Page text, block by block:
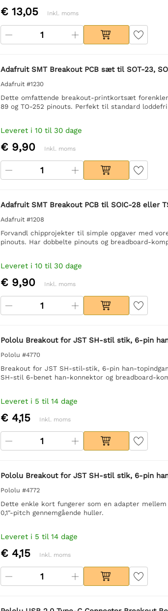
€ 13,05 Inkl. moms
Adafruit SMT Breakout PCB sæt til SOT-23,
Adafruit #1230
Dette omfattende breakout-printkortsæt forenkler
89 og TO-252 pinouts. Perfekt til standard
Leveret i 10 til 30 dage
€ 9,90 Inkl. moms
Adafruit SMT Breakout PCB til SOIC-28 eller
Adafruit #1208
Forvandl chipprojekter til simple opgaver med
pinouts. Har dobbelte pinouts og breadboard-
Leveret i 10 til 30 dage
€ 9,90 Inkl. moms
Pololu Breakout for JST SH-stil stik, 6-pin
Pololu #4770
Breakout for JST SH-stil-stik, 6-pin han-
SH-stil 6-benet han-konnektor og breadboard-
Leveret i 5 til 14 dage
€ 4,15 Inkl. moms
Pololu Breakout for JST SH-stil stik, 6-pin
Pololu #4772
Dette enkle kort fungerer som en adapter
0,1"-pitch gennemgående huller.
Leveret i 5 til 14 dage
€ 4,15 Inkl. moms